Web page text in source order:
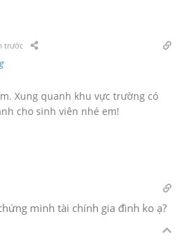
trước
Xung quanh khu vực trường có
cho sinh viên nhé em!
minh tài chính gia đình ko ạ?